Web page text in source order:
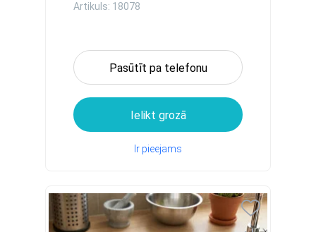
Artikuls: 18078
Pasūtīt pa telefonu
Ielikt grozā
Ir pieejams